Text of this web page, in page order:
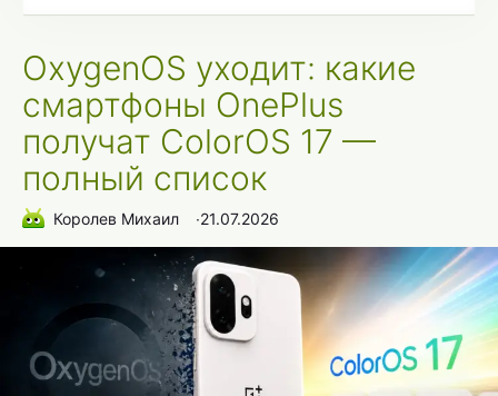
OxygenOS уходит: какие
смартфоны OnePlus
получат ColorOS 17 —
полный список
Королев Михаил ∙21.07.2026